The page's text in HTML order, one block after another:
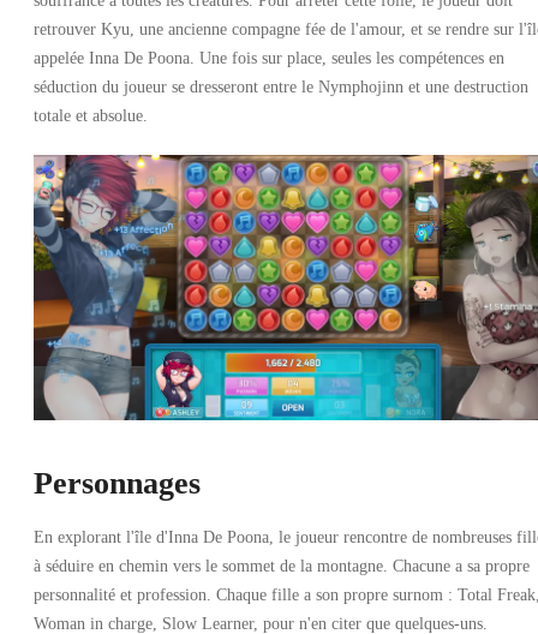
retrouver Kyu, une ancienne compagne fée de l'amour, et se rendre sur
appelée Inna De Poona. Une fois sur place, seules les compétences en
séduction du joueur se dresseront entre le Nymphojinn et une destruction
totale et absolue.
Personnages
En explorant l'île d'Inna De Poona, le joueur rencontre de nombreuses
à séduire en chemin vers le sommet de la montagne. Chacune a sa propre
personnalité et profession. Chaque fille a son propre surnom : Total
Woman in charge, Slow Learner, pour n'en citer que quelques-uns.